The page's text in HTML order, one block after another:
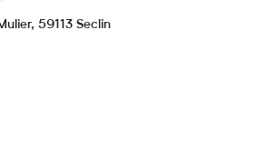
59113 Seclin
favoris